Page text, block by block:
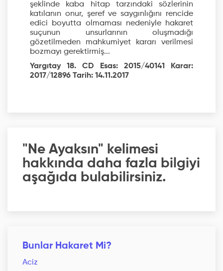
şeklinde kaba hitap tarzındaki sözlerinin
katılanın onur, şeref ve saygınlığını rencide
edici boyutta olmaması nedeniyle hakaret
suçunun unsurlarının oluşmadığı
gözetilmeden mahkumiyet kararı verilmesi
bozmayı gerektirmiş...
Yargıtay 18. CD Esas: 2015/40141 Karar:
2017/12896 Tarih: 14.11.2017
"Ne Ayaksın" kelimesi
hakkında daha fazla bilgiyi
aşağıda bulabilirsiniz.
Bunlar Hakaret Mi?
Aciz